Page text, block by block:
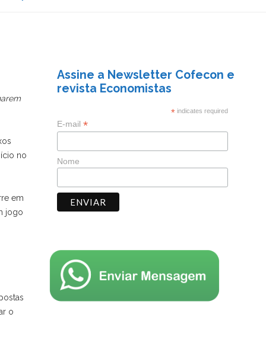
no
em
jogo
o
Assine a Newsletter Cofecon e
revista Economistas
* indicates required
E-mail *
Nome